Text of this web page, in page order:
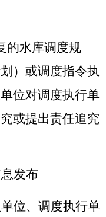
的水库调度规
）或调度指令执
位对调度执行单
或提出责任追究
发布
位、调度执行单